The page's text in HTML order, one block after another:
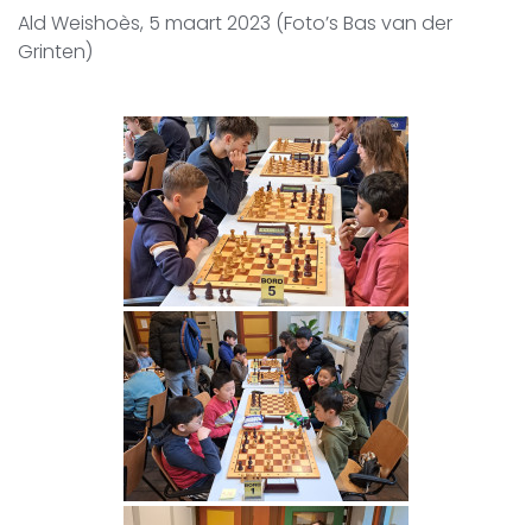
Ald Weishoès, 5 maart 2023 (Foto’s Bas van der
Grinten)